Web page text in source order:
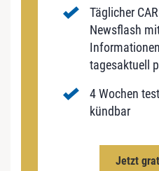
Täglicher
Newsflash
tagesaktuell
4 Wochen
kündbar
Jetzt